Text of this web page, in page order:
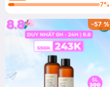
7%
-57%